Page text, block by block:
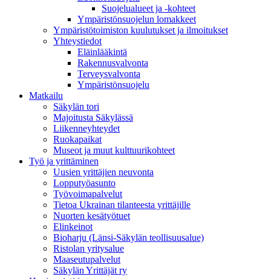
Suojelualueet ja -kohteet
Ympäristönsuojelun lomakkeet
Ympäristötoimiston kuulutukset ja ilmoitukset
Yhteystiedot
Eläinlääkintä
Rakennusvalvonta
Terveysvalvonta
Ympäristönsuojelu
Mat­kailu
Säkylän tori
Majoitusta Säkylässä
Liikenneyhteydet
Ruokapaikat
Museot ja muut kulttuurikohteet
Työ ja yrittä­minen
Uusien yrittäjien neuvonta
Lopputyöasunto
Työvoimapalvelut
Tietoa Ukrainan tilanteesta yrittäjille
Nuorten kesätyötuet
Elinkeinot
Bioharju (Länsi-Säkylän teollisuusalue)
Ristolan yritysalue
Maaseutupalvelut
Säkylän Yrittäjät ry